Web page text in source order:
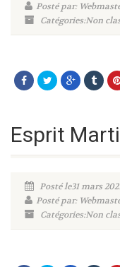
Posté par:
Catégories:Non
Esprit
Posté le31 mars
Posté par:
Catégories:Non